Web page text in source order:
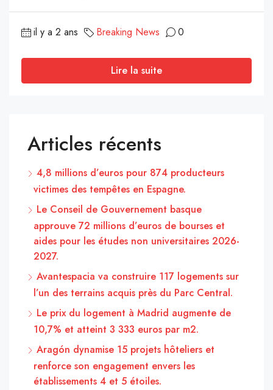
il y a 2 ans Breaking News 0
Lire la suite
Articles récents
4,8 millions d’euros pour 874 producteurs
victimes des tempêtes en Espagne.
Le Conseil de Gouvernement basque
approuve 72 millions d’euros de bourses et
aides pour les études non universitaires 2026-
2027.
Avantespacia va construire 117 logements sur
l’un des terrains acquis près du Parc Central.
Le prix du logement à Madrid augmente de
10,7% et atteint 3 333 euros par m2.
Aragón dynamise 15 projets hôteliers et
renforce son engagement envers les
établissements 4 et 5 étoiles.